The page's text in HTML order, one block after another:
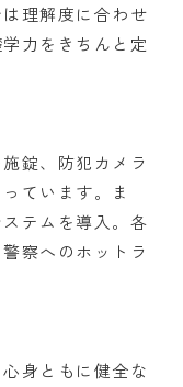
理解度に合わせ
力をきちんと定
錠、防犯カメラ
ています。ま
テムを導入。各
察へのホットラ
身ともに健全な